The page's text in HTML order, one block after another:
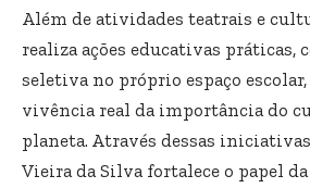
Além de atividades teatrais e
realiza ações educativas práticas,
seletiva no próprio espaço
vivência real da importância do
planeta. Através dessas
Vieira da Silva fortalece o papel